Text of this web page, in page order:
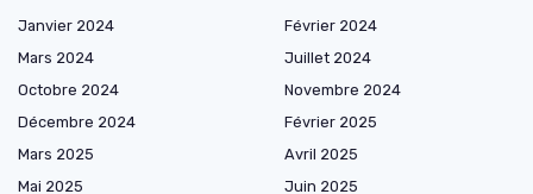
Janvier 2024
Février 2024
Mars 2024
Juillet 2024
Octobre 2024
Novembre 2024
Décembre 2024
Février 2025
Mars 2025
Avril 2025
Mai 2025
Juin 2025